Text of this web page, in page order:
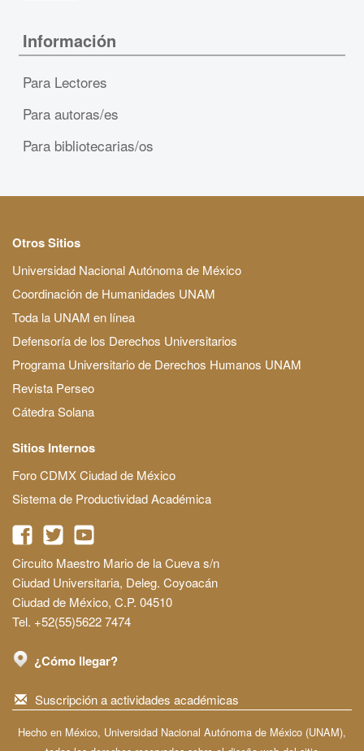
Información
Para Lectores
Para autoras/es
Para bibliotecarias/os
Otros Sitios
Universidad Nacional Autónoma de México
Coordinación de Humanidades UNAM
Toda la UNAM en línea
Defensoría de los Derechos Universitarios
Programa Universitario de Derechos Humanos UNAM
Revista Perseo
Cátedra Solana
Sitios Internos
Foro CDMX Ciudad de México
Sistema de Productividad Académica
Circuito Maestro Mario de la Cueva s/n
Ciudad Universitaria, Deleg. Coyoacán
Ciudad de México, C.P. 04510
Tel. +52(55)5622 7474
¿Cómo llegar?
Suscripción a actividades académicas
Hecho en México, Universidad Nacional Autónoma de México (UNAM),